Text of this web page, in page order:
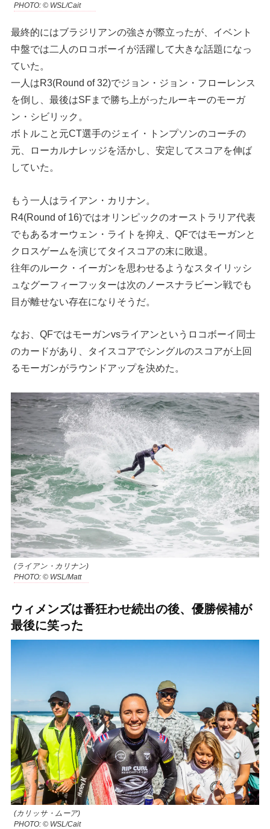
PHOTO: © WSL/Cait
最終的にはブラジリアンの強さが際立ったが、イベント
中盤では二人のロコボーイが活躍して大きな話題になっ
ていた。
一人はR3(Round of 32)でジョン・ジョン・フローレンス
を倒し、最後はSFまで勝ち上がったルーキーのモーガ
ン・シビリック。
ボトルこと元CT選手のジェイ・トンプソンのコーチの
元、ローカルナレッジを活かし、安定してスコアを伸ば
していた。
もう一人はライアン・カリナン。
R4(Round of 16)ではオリンピックのオーストラリア代表
でもあるオーウェン・ライトを抑え、QFではモーガンと
クロスゲームを演じてタイスコアの末に敗退。
往年のルーク・イーガンを思わせるようなスタイリッシ
ュなグーフィーフッターは次のノースナラビーン戦でも
目が離せない存在になりそうだ。
なお、QFではモーガンvsライアンというロコボーイ同士
のカードがあり、タイスコアでシングルのスコアが上回
るモーガンがラウンドアップを決めた。
(ライアン・カリナン)
PHOTO: © WSL/Matt
ウィメンズは番狂わせ続出の後、優勝候補が
最後に笑った
(カリッサ・ムーア)
PHOTO: © WSL/Cait